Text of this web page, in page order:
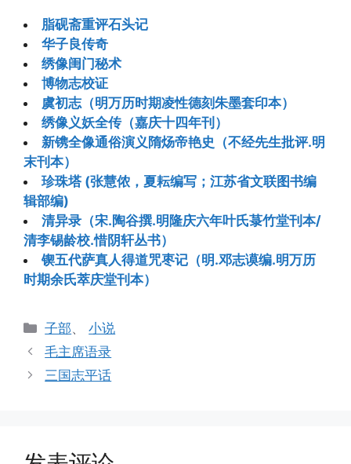
脂砚斋重评石头记
华子良传奇
绣像闺门秘术
博物志校证
虞初志（明万历时期凌性德刻朱墨套印本）
绣像义妖全传（嘉庆十四年刊）
新镌全像通俗演义隋炀帝艳史（不经先生批评.明
末刊本）
珍珠塔 (张慧侬，夏耘编写；江苏省文联图书编
辑部编)
清异录（宋.陶谷撰.明隆庆六年叶氏菉竹堂刊本/
清李锡龄校.惜阴轩丛书）
锲五代萨真人得道咒枣记（明.邓志谟编.明万历
时期余氏萃庆堂刊本）
分
类
子部、小说
毛主席语录
三国志平话